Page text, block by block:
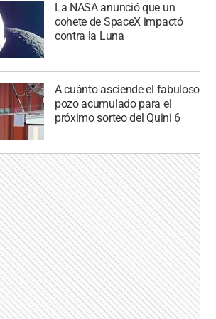
La NASA anunció que un
cohete de SpaceX impactó
contra la Luna
A cuánto asciende el fabuloso
pozo acumulado para el
próximo sorteo del Quini 6